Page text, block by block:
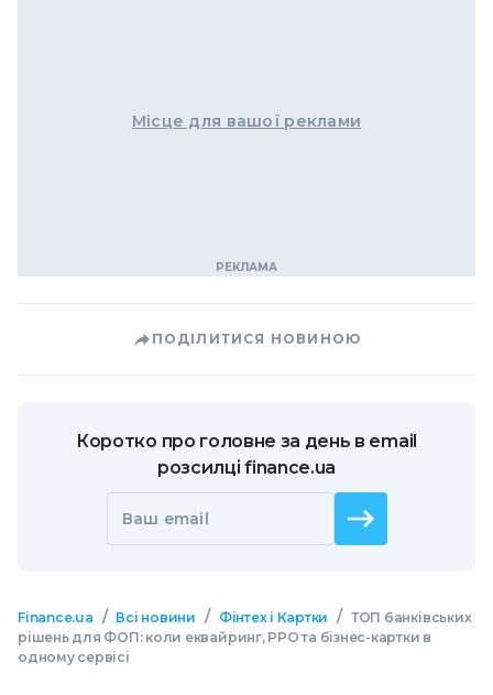
Місце для вашої реклами
ПОДІЛИТИСЯ НОВИНОЮ
Коротко про головне за день в email
розсилці finance.ua
Ваш email
Finance.ua / Всі новини / Фінтех і Картки / ТОП банківських
рішень для ФОП: коли еквайринг, РРО та бізнес-картки в
одному сервісі